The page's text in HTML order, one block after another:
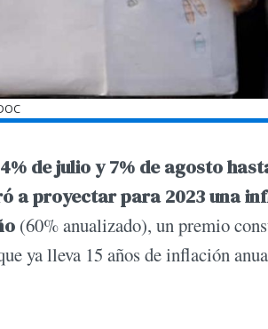
de julio y 7% de agosto
a proyectar para 2023 una
(60% anualizado), un premio
ya lleva 15 años de inflación